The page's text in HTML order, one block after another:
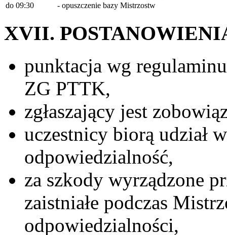
do 09:30
- opuszczenie bazy Mistrzostw
XVII.
punktacja wg
ZG PTTK,
zgłaszający jest
uczestnicy biorą udział
odpowiedzialność,
za szkody wyrządzone
zaistniałe podczas
odpowiedzialności,